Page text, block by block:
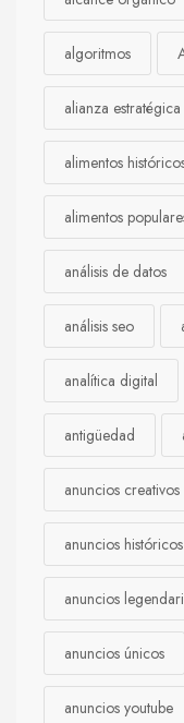
algoritmos
alianza estratégica
alimentos
alimentos
análisis de datos
análisis seo
analítica digital
antigüedad
anuncios creativos
anuncios históricos
anuncios
anuncios únicos
anuncios youtube